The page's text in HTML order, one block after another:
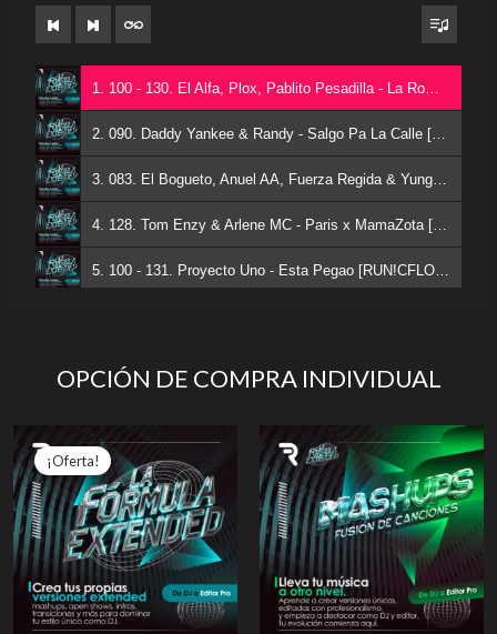
OPCIÓN DE COMPRA INDIVIDUAL
¡Oferta!